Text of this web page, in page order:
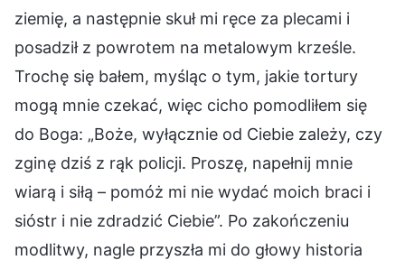
ziemię, a następnie skuł mi ręce za plecami i
posadził z powrotem na metalowym krześle.
Trochę się bałem, myśląc o tym, jakie tortury
mogą mnie czekać, więc cicho pomodliłem się
do Boga: „Boże, wyłącznie od Ciebie zależy, czy
zginę dziś z rąk policji. Proszę, napełnij mnie
wiarą i siłą – pomóż mi nie wydać moich braci i
sióstr i nie zdradzić Ciebie”. Po zakończeniu
modlitwy, nagle przyszła mi do głowy historia